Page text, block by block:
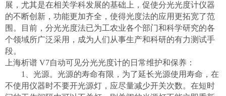
展，尤其是在相关学科发展的基础上，促使分光光度计仪器
的不断创新，功能更加齐全，使得光度法的应用更拓宽了范
围。目前，分光光度法已为工农业各个部门和科学研究的各
个领域所广泛采用，成为人们从事生产和科研的有力测试手
段。
上海析谱 V7自动可见分光光度计的日常维护和保养：
1、光源。光源的寿命有限，为了延长光源使用寿命，在
不使用仪器时不要开光源灯，应尽量减少开关次数。在短时